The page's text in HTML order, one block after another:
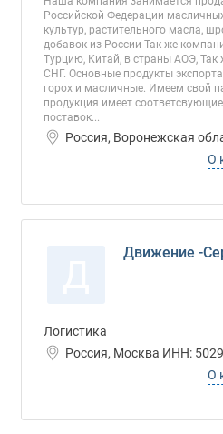
Российской Федерации
культур, растительного масла,
добавок из России Так же
Турцию, Китай, в страны АОЭ, Так
СНГ. Основные продукты
горох и масличные. Имеем свой
продукция имеет
поставок...
Россия, Воронежская
О
Движение -
Логистика
Россия, Москва ИНН:
О